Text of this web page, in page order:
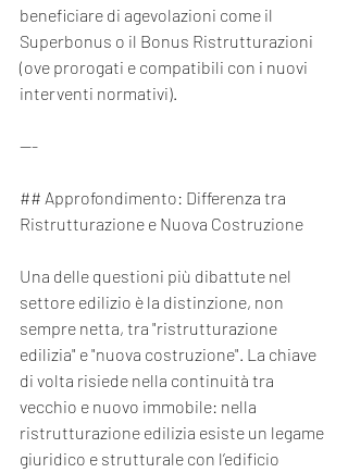
beneficiare di agevolazioni come il
Superbonus o il Bonus Ristrutturazioni
(ove prorogati e compatibili con i nuovi
interventi normativi).
---
## Approfondimento: Differenza tra
Ristrutturazione e Nuova Costruzione
Una delle questioni più dibattute nel
settore edilizio è la distinzione, non
sempre netta, tra "ristrutturazione
edilizia" e "nuova costruzione". La chiave
di volta risiede nella continuità tra
vecchio e nuovo immobile: nella
ristrutturazione edilizia esiste un legame
giuridico e strutturale con l’edificio